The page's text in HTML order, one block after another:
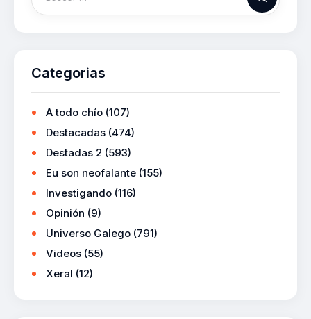
Categorias
A todo chío (107)
Destacadas (474)
Destadas 2 (593)
Eu son neofalante (155)
Investigando (116)
Opinión (9)
Universo Galego (791)
Videos (55)
Xeral (12)